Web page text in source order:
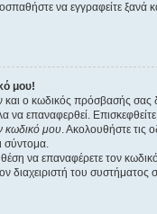
να εγγραφείτε ξανά
μου!
και ο κωδικός πρόσβασής σας
να επαναφερθεί.
κωδικό μου. Ακολουθήστε τις
σύντομα.
θέση να επαναφέρετε τον
διαχειριστή του συστήματος